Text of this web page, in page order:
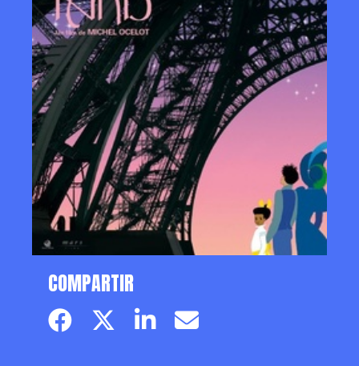
COMPARTIR
Facebook pageTwitter page
LinkedinEmail